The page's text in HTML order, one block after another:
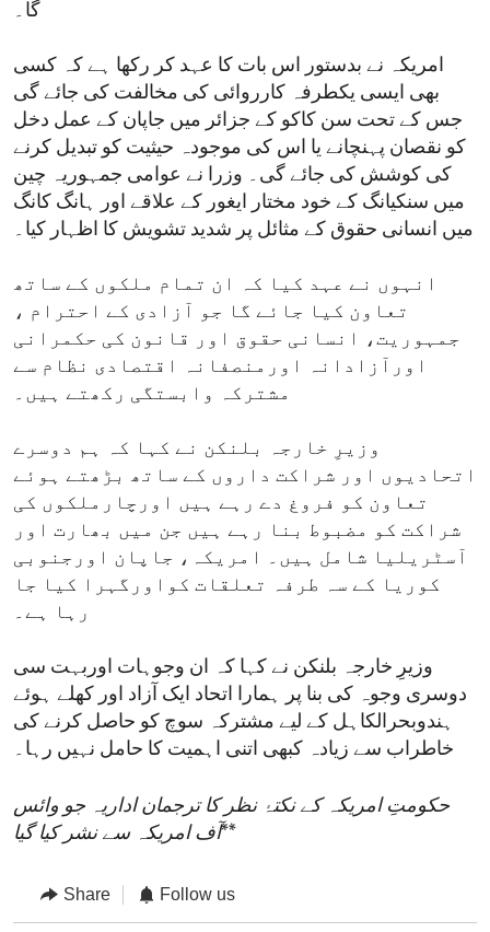
گا۔
امریکہ نے بدستور اس بات کا عہد کر رکھا ہے کہ کسی
بھی ایسی یکطرفہ کارروائی کی مخالفت کی جائے گی
جس کے تحت سن کاکو کے جزائر میں جاپان کے عمل دخل
کو نقصان پہنچانے یا اس کی موجودہ حیثیت کو تبدیل کرنے
کی کوشش کی جائے گی۔ وزرا نے عوامی جمہوریہ چین
میں سنکیانگ کے خود مختار ایغور کے علاقے اور ہانگ کانگ
میں انسانی حقوق کے مثائل پر شدید تشویش کا اظہار کیا۔
انہوں نے عہد کیا کہ ان تمام ملکوں کے ساتھ
تعاون کیا جائے گا جو آزادی کے احترام ،
جمہوریت، انسانی حقوق اور قانون کی حکمرانی
اورآزادانہ اورمنصفانہ اقتصادی نظام سے
مشترکہ وابستگی رکھتے ہیں۔
وزیرِ خارجہ بلنکن نے کہا کہ ہم دوسرے
اتحادیوں اور شراکت داروں کے ساتھ بڑھتے ہوئے
تعاون کو فروغ دے رہے ہیں اورچارملکوں کی
شراکت کو مضبوط بنا رہے ہیں جن میں بھارت اور
آسٹریلیا شامل ہیں۔ امریکہ، جاپان اورجنوبی
کوریا کے سہ طرفہ تعلقات کواورگہرا کیا جا
رہا ہے۔
وزیرِ خارجہ بلنکن نے کہا کہ ان وجوہات اوربہت سی
دوسری وجوہ کی بنا پر ہمارا اتحاد ایک آزاد اور کھلے ہوئے
ہندوبحرالکاہل کے لیے مشترکہ سوچ کو حاصل کرنے کی
خاطراب سے زیادہ کبھی اتنی اہمیت کا حامل نہیں رہا۔
حکومتِ امریکہ کے نکتۂ نظر کا ترجمان اداریہ جو وائس
آف امریکہ سے نشر کیا گیا**
Share Follow us